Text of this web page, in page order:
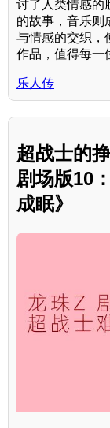
讨了人类情感的
的故事，音乐则
与情感的交织，
作品，值得每一
乐人传
超战士的
剧场版10
成眠》